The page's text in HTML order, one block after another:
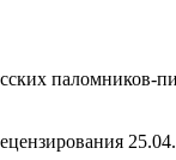
паломников-